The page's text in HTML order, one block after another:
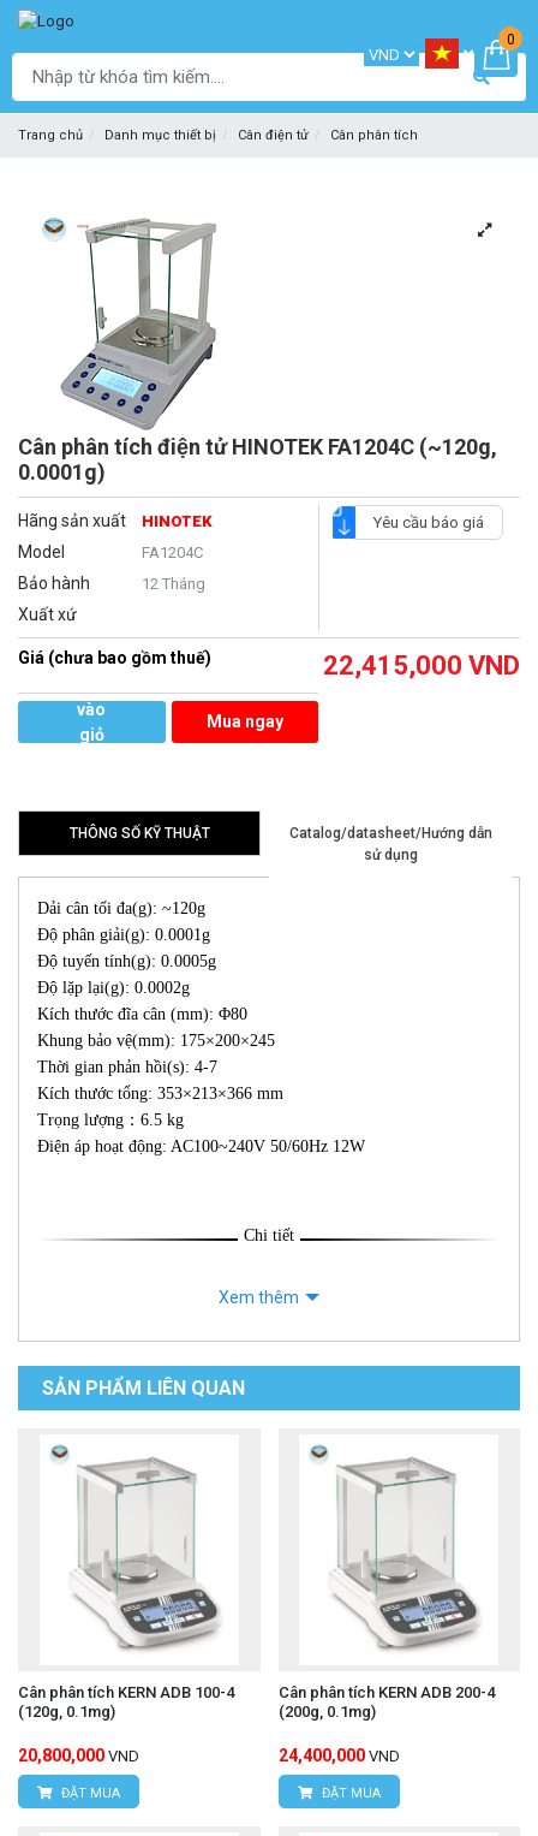
0
Trang chủ Danh mục thiết bị Cân điện tử Cân phân tích
Cân phân tích điện tử HINOTEK FA1204C (~120g,
0.0001g)
Hãng sản xuất HINOTEK
Model FA1204C
Bảo hành 12 Tháng
Xuất xứ
Yêu cầu báo giá
Giá (chưa bao gồm thuế) 22,415,000 VND
vào
giỏ
Mua ngay
THÔNG SỐ KỸ THUẬT
Catalog/datasheet/Hướng dẫn
sử dụng
Dải cân tối đa(g): ~120g
Độ phân giải(g): 0.0001g
Độ tuyến tính(g): 0.0005g
Độ lặp lại(g): 0.0002g
Kích thước đĩa cân (mm): Φ80
Khung bảo vệ(mm): 175×200×245
Thời gian phản hồi(s): 4-7
Kích thước tổng: 353×213×366 mm
Trọng lượng：6.5 kg
Điện áp hoạt động: AC100~240V 50/60Hz 12W
Chi tiết
Xem thêm
SẢN PHẨM LIÊN QUAN
Cân phân tích KERN ADB 100-4
(120g, 0.1mg)
20,800,000 VND
ĐẶT MUA
Cân phân tích KERN ADB 200-4
(200g, 0.1mg)
24,400,000 VND
ĐẶT MUA